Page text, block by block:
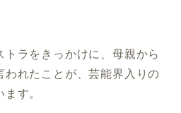
ラをきっかけに、母親から
われたことが、芸能界入りの
す。